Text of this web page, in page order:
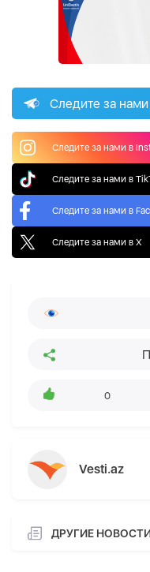
Следите за нами
Следите за нами в
Следите за нами в
Следите за нами в
Следите за нами в X
0
Vesti.az
ДРУГИЕ